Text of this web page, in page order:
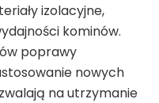
izolacyjne,
kominów.
poprawy
nowych
na utrzymanie